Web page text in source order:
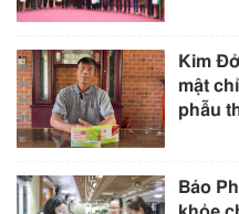
Kim
mật
phẫu
Báo